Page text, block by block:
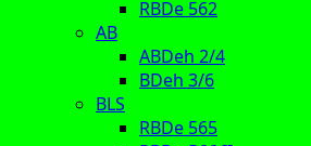
RBDe 562
AB
ABDeh 2/4
BDeh 3/6
BLS
RBDe 565